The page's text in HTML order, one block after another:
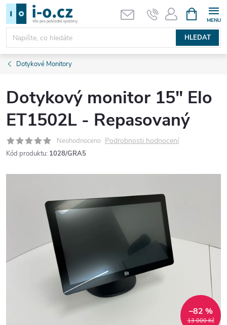
Přejít
obsah
HLEDAT
NÁKUPNÍ
KOŠÍK
Dotykové Monitory
Dotykový monitor 15" Elo
ET1502L - Repasovaný
Neohodnoceno Podrobnosti hodnocení
Kód produktu: 1028/GRA5
13 000 Kč
–82 %